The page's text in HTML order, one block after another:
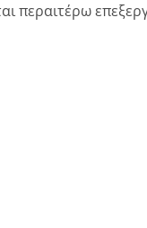
περαιτέρω